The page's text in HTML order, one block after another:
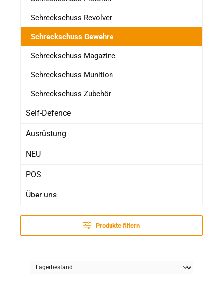
Schreckschuss Revolver
Schreckschuss Gewehre
Schreckschuss Magazine
Schreckschuss Munition
Schreckschuss Zubehör
Self-Defence
Ausrüstung
NEU
POS
Über uns
Produkte filtern